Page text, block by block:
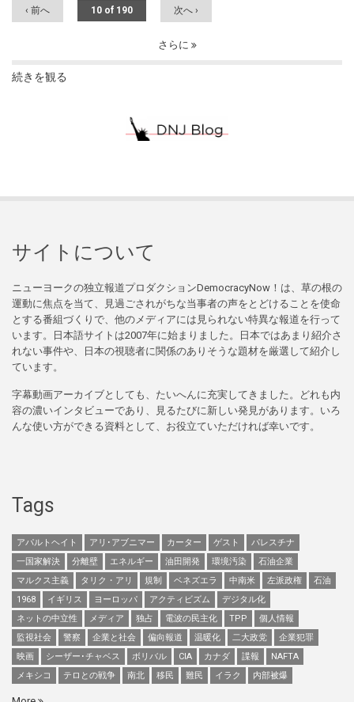
‹ 前へ 10 of 190 次へ ›
さらに
続きを観る
サイトについて
ニューヨークの独立報道プロダクションDemocracyNow！は、草の根の
運動に焦点を当て、見過ごされがちな当事者の声をとどけることを使命
とする番組づくりで、他のメディアには見られない特異な報道を行って
います。日本語サイトは2007年に始まりました。日本ではあまり紹介さ
れない事件や、日本の視聴者に関係のありそうな題材を厳選して紹介し
ています。
字幕動画アーカイブとしても、たいへんに充実してきました。どれも内
容の濃いインタビューであり、見るたびに新しい発見があります。いろ
んな使い方ができる資料として、お役立ていただければ幸いです。
Tags
アパルトヘイト アリ･アブニマー カーター ゲスト
パレスチナ
一国家解決
分離壁 エネルギー 油田開発 環境汚染
石油企業
マルクス主義
タリク・アリ 規制 ベネズエラ 中南米 左派政権
石油
1968
イギリス ヨーロッパ アクティビズム
デジタル化
ネットの中立性
メディア 独占 電波の民主化 TPP
個人情報
監視社会
警察 企業と社会 偏向報道 温暖化 二大政党
企業犯罪
映画
シーザー･チャベス ボリバル CIA カナダ 諜報
NAFTA
メキシコ
テロとの戦争 南北 移民 難民 イラク 内部被爆